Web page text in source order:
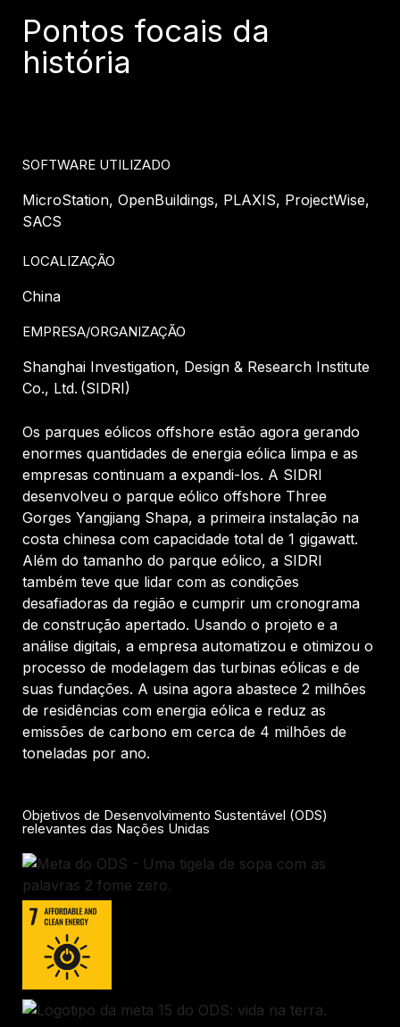
Pontos focais da
história
SOFTWARE UTILIZADO
MicroStation, OpenBuildings, PLAXIS, ProjectWise,
SACS
LOCALIZAÇÃO
China
EMPRESA/ORGANIZAÇÃO
Shanghai Investigation, Design & Research Institute
Co., Ltd. (SIDRI)
Os parques eólicos offshore estão agora gerando
enormes quantidades de energia eólica limpa e as
empresas continuam a expandi-los. A SIDRI
desenvolveu o parque eólico offshore Three
Gorges Yangjiang Shapa, a primeira instalação na
costa chinesa com capacidade total de 1 gigawatt.
Além do tamanho do parque eólico, a SIDRI
também teve que lidar com as condições
desafiadoras da região e cumprir um cronograma
de construção apertado. Usando o projeto e a
análise digitais, a empresa automatizou e otimizou o
processo de modelagem das turbinas eólicas e de
suas fundações. A usina agora abastece 2 milhões
de residências com energia eólica e reduz as
emissões de carbono em cerca de 4 milhões de
toneladas por ano.
Objetivos de Desenvolvimento Sustentável (ODS)
relevantes das Nações Unidas